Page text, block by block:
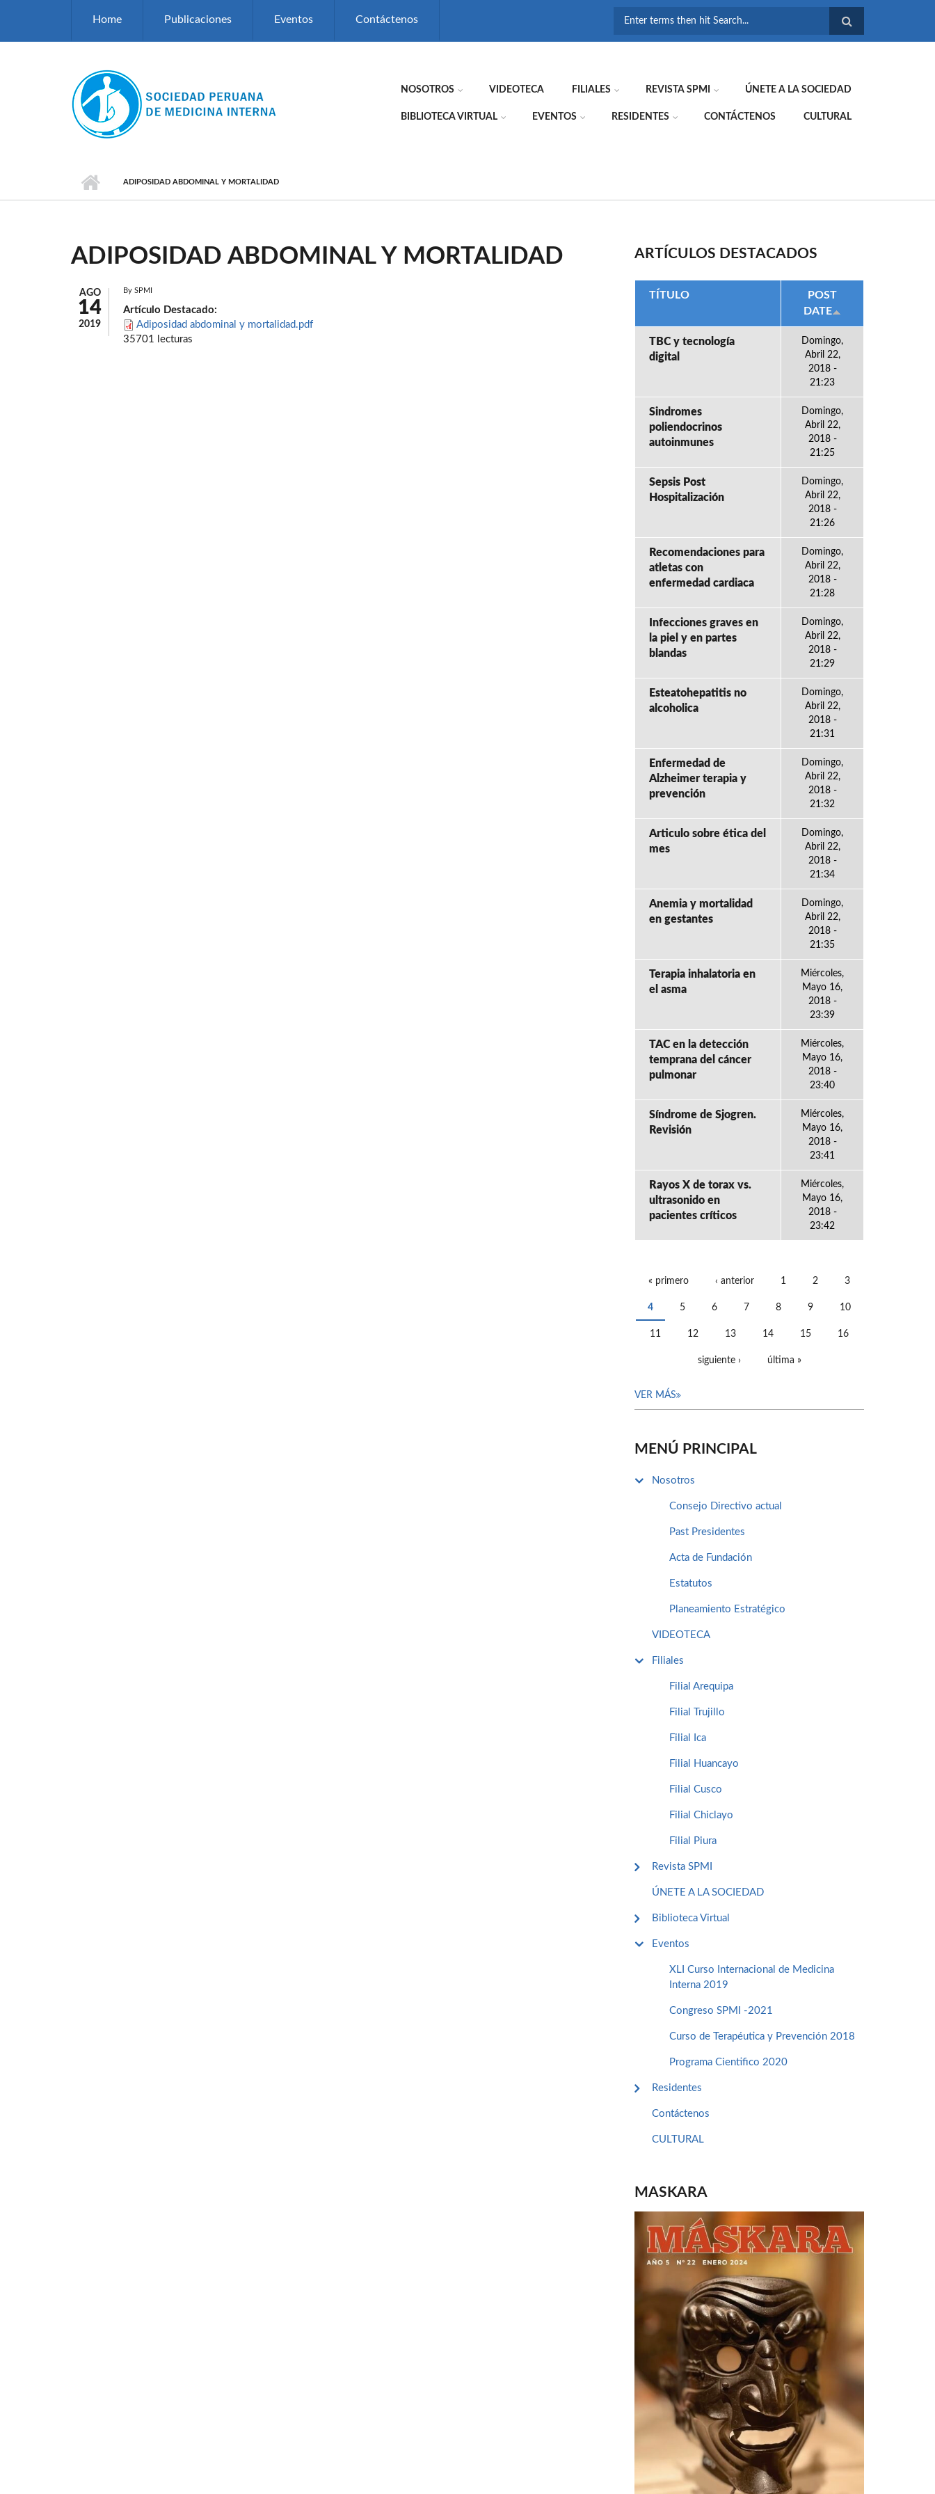
Home Publicaciones Eventos Contáctenos
NOSOTROS VIDEOTECA FILIALES REVISTA SPMI ÚNETE A LA SOCIEDAD
BIBLIOTECA VIRTUAL EVENTOS RESIDENTES CONTÁCTENOS CULTURAL
ADIPOSIDAD ABDOMINAL Y MORTALIDAD
ADIPOSIDAD ABDOMINAL Y MORTALIDAD
AGO
14
2019
By SPMI
Artículo Destacado:
Adiposidad abdominal y mortalidad.pdf
35701 lecturas
ARTÍCULOS DESTACADOS
TÍTULO
POST
DATE
TBC y tecnología
digital
Domingo,
Abril 22,
2018 -
21:23
Sindromes
poliendocrinos
autoinmunes
Domingo,
Abril 22,
2018 -
21:25
Sepsis Post
Hospitalización
Domingo,
Abril 22,
2018 -
21:26
Recomendaciones para
atletas con
enfermedad cardiaca
Domingo,
Abril 22,
2018 -
21:28
Infecciones graves en
la piel y en partes
blandas
Domingo,
Abril 22,
2018 -
21:29
Esteatohepatitis no
alcoholica
Domingo,
Abril 22,
2018 -
21:31
Enfermedad de
Alzheimer terapia y
prevención
Domingo,
Abril 22,
2018 -
21:32
Articulo sobre ética del
mes
Domingo,
Abril 22,
2018 -
21:34
Anemia y mortalidad
en gestantes
Domingo,
Abril 22,
2018 -
21:35
Terapia inhalatoria en
el asma
Miércoles,
Mayo 16,
2018 -
23:39
TAC en la detección
temprana del cáncer
pulmonar
Miércoles,
Mayo 16,
2018 -
23:40
Síndrome de Sjogren.
Revisión
Miércoles,
Mayo 16,
2018 -
23:41
Rayos X de torax vs.
ultrasonido en
pacientes críticos
Miércoles,
Mayo 16,
2018 -
23:42
« primero ‹ anterior 1 2 3
4 5 6 7 8 9 10
11 12 13 14 15 16
siguiente › última »
VER MÁS
MENÚ PRINCIPAL
Nosotros
Consejo Directivo actual
Past Presidentes
Acta de Fundación
Estatutos
Planeamiento Estratégico
VIDEOTECA
Filiales
Filial Arequipa
Filial Trujillo
Filial Ica
Filial Huancayo
Filial Cusco
Filial Chiclayo
Filial Piura
Revista SPMI
ÚNETE A LA SOCIEDAD
Biblioteca Virtual
Eventos
XLI Curso Internacional de Medicina
Interna 2019
Congreso SPMI -2021
Curso de Terapéutica y Prevención 2018
Programa Cientifico 2020
Residentes
Contáctenos
CULTURAL
MASKARA